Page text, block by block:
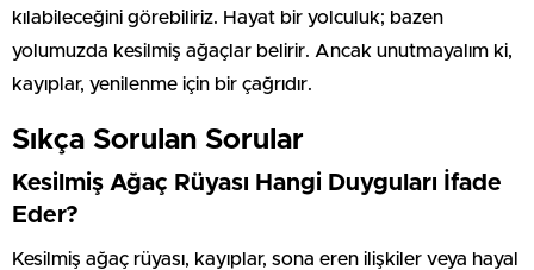
kılabileceğini görebiliriz. Hayat bir yolculuk; bazen
yolumuzda kesilmiş ağaçlar belirir. Ancak unutmayalım ki,
kayıplar, yenilenme için bir çağrıdır.
Sıkça Sorulan Sorular
Kesilmiş Ağaç Rüyası Hangi Duyguları İfade
Eder?
Kesilmiş ağaç rüyası, kayıplar, sona eren ilişkiler veya hayal